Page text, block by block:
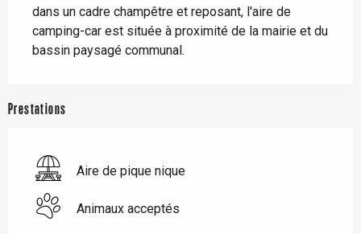
dans un cadre champêtre et reposant, l'aire de
camping-car est située à proximité de la mairie et du
bassin paysagé communal.
Prestations
Aire de pique nique
Animaux acceptés